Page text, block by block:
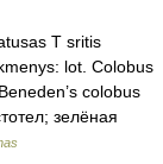
T sritis
lot. Colobus
colobus
зелёная